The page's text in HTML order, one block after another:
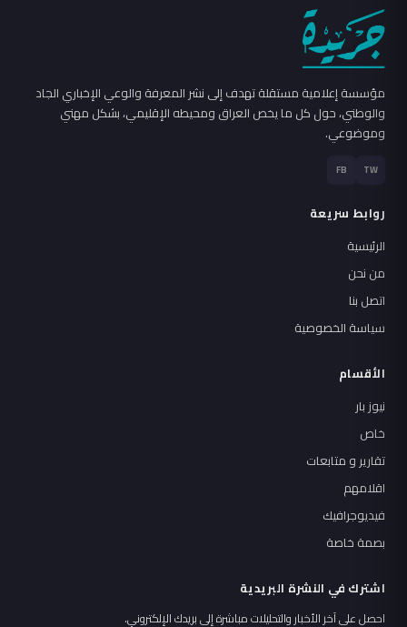
مؤسسة إعلامية مستقلة تهدف إلى نشر المعرفة والوعي الإخباري الجاد
والوطني، حول كل ما يخص العراق ومحيطه الإقليمي، بشكل مهني
وموضوعي.
TW
FB
روابط سريعة
الرئيسية
من نحن
اتصل بنا
سياسة الخصوصية
الأقسام
نيوز بار
خاص
تقارير و متابعات
اقلامهم
فيديوجرافيك
بصمة خاصة
اشترك في النشرة البريدية
احصل على آخر الأخبار والتحليلات مباشرة إلى بريدك الإلكتروني.